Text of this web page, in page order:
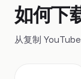
如何下
从复制